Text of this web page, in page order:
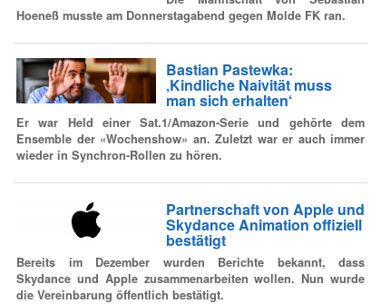
Hoeneß musste am Donnerstagabend gegen Molde FK ran.
Bastian Pastewka:
‚Kindliche Naivität muss
man sich erhalten‘
Er war Held einer Sat.1/Amazon-Serie und gehörte dem
Ensemble der «Wochenshow» an. Zuletzt war er auch immer
wieder in Synchron-Rollen zu hören.
Partnerschaft von Apple und
Skydance Animation offiziell
bestätigt
Bereits im Dezember wurden Berichte bekannt, dass
Skydance und Apple zusammenarbeiten wollen. Nun wurde
die Vereinbarung öffentlich bestätigt.